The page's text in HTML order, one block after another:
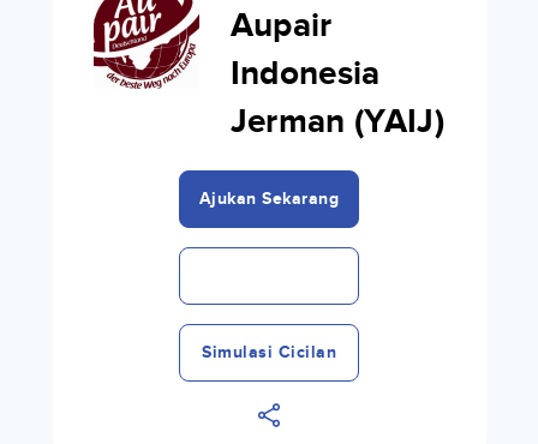
Aupair
Indonesia
Jerman (YAIJ)
Ajukan Sekarang
Simulasi Cicilan